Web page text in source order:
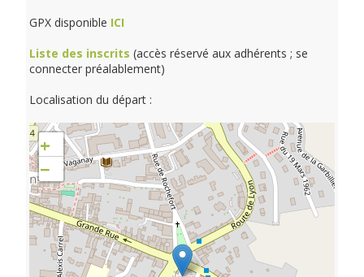
GPX disponible ICI
Liste des inscrits (accès réservé aux adhérents ; se
connecter préalablement)
Localisation du départ :
+
−